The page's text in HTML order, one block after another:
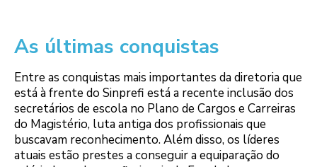
As últimas conquistas
Entre as conquistas mais importantes da diretoria que
está à frente do Sinprefi está a recente inclusão dos
secretários de escola no Plano de Cargos e Carreiras
do Magistério, luta antiga dos profissionais que
buscavam reconhecimento. Além disso, os líderes
atuais estão prestes a conseguir a equiparação do